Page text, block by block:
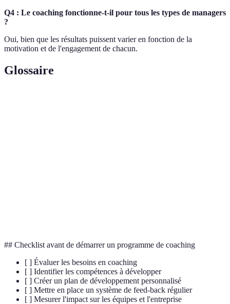
Q4 : Le coaching fonctionne-t-il pour tous les types de managers
?
Oui, bien que les résultats puissent varier en fonction de la
motivation et de l'engagement de chacun.
Glossaire
## Checklist avant de démarrer un programme de coaching
[ ] Évaluer les besoins en coaching
[ ] Identifier les compétences à développer
[ ] Créer un plan de développement personnalisé
[ ] Mettre en place un système de feed-back régulier
[ ] Mesurer l'impact sur les équipes et l'entreprise